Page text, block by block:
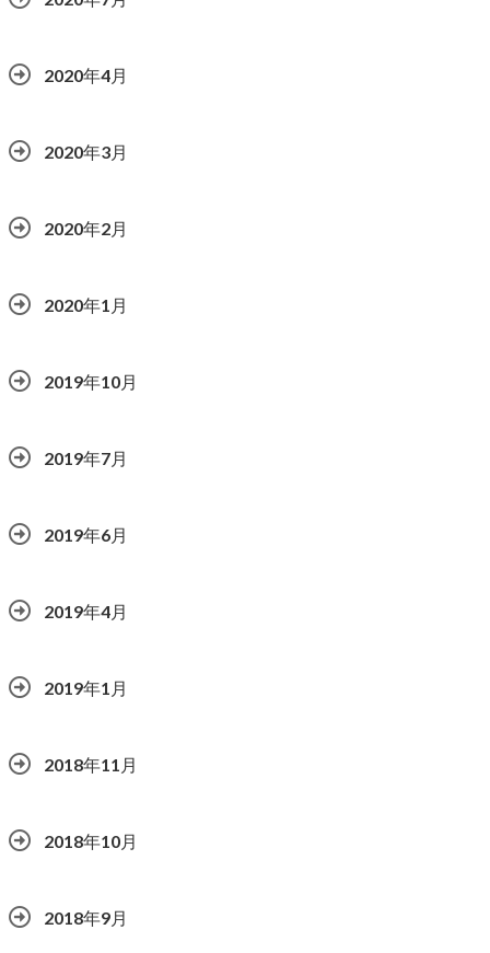
2020年4月
2020年3月
2020年2月
2020年1月
2019年10月
2019年7月
2019年6月
2019年4月
2019年1月
2018年11月
2018年10月
2018年9月